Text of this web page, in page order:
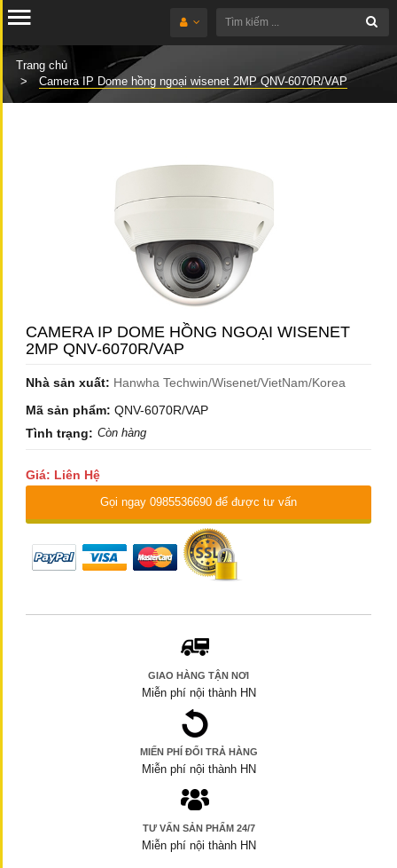
Trang chủ
Camera IP Dome hồng ngoại wisenet 2MP QNV-6070R/VAP
CAMERA IP DOME HỒNG NGOẠI WISENET
2MP QNV-6070R/VAP
Nhà sản xuất: Hanwha Techwin/Wisenet/VietNam/Korea
Mã sản phẩm: QNV-6070R/VAP
Tình trạng: Còn hàng
Giá: Liên Hệ
Gọi ngay 0985536690 để được tư vấn
GIAO HÀNG TẬN NƠI
Miễn phí nội thành HN
MIẾN PHÍ ĐỔI TRẢ HÀNG
Miễn phí nội thành HN
TƯ VẤN SẢN PHẨM 24/7
Miễn phí nội thành HN